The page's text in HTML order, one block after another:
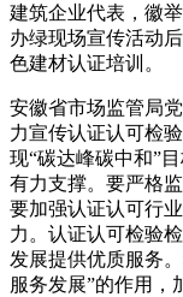
建筑企业代表，徽
办绿现场宣传活动
色建材认证培训。
安徽省市场监管局
力宣传认证认可检
现“碳达峰碳中和”
有力支撑。要严格
要加强认证认可行
力。认证认可检验
发展提供优质服务
服务发展”的作用，